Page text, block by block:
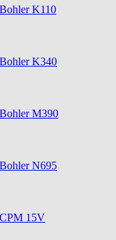
K110
K340
M390
N695
15V